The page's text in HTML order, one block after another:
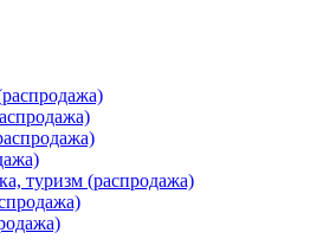
туризм (распродажа)